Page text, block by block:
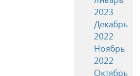
2023
Декабрь
2022
Ноябрь
2022
Октябрь